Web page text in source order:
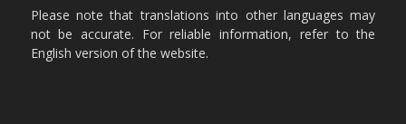
Please note that translations into other languages may
not be accurate. For reliable information, refer to the
English version of the website.